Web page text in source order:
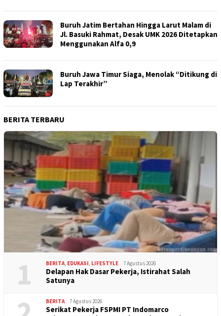
Buruh Jatim Bertahan Hingga Larut Malam di
Jl. Basuki Rahmat, Desak UMK 2026 Ditetapkan
Menggunakan Alfa 0,9
Buruh Jawa Timur Siaga, Menolak “Ditikung di
Lap Terakhir”
BERITA TERBARU
1 BERITA, EDUKASI, LIFESTYLE 7 Agustus 2026
Delapan Hak Dasar Pekerja, Istirahat Salah
Satunya
BERITA 7 Agustus 2026
Serikat Pekerja FSPMI PT Indomarco